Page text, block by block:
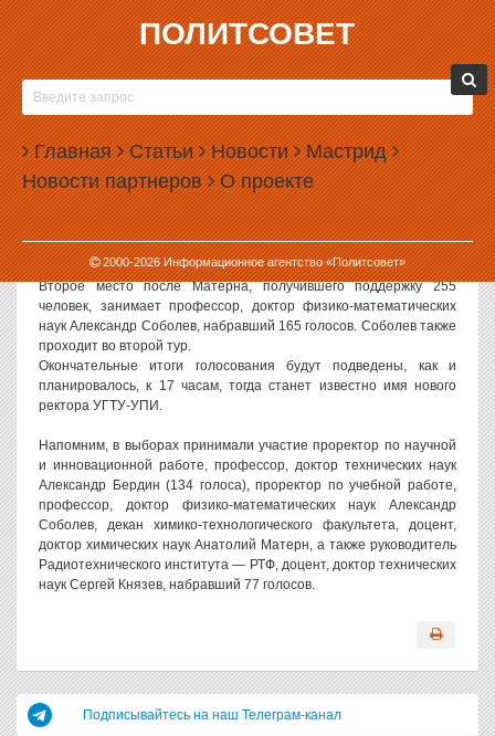
ПОЛИТСОВЕТ
Главная Статьи Новости Мастрид
Новости партнеров О проекте
2000-2026Информационное агентство «Политсовет»
19.12.2007, 14:19
НА ВЫБОРАХ РЕКТОРА УПИ ВПЕРЕД
ВЫРВАЛСЯ ДЕКАН ХИМФАКА АНАТОЛИЙ
МАТЕРН
Согласно предварительным итогам голосования трудового
коллектива по выборам ректора, по количеству набранных
голосов в первом туре победил декан химико-технологического
факультета Анатолий Матерн.
Второе место после Матерна, получившего поддержку 255
человек, занимает профессор, доктор физико-математических
наук Александр Соболев, набравший 165 голосов. Соболев также
проходит во второй тур.
Окончательные итоги голосования будут подведены, как и
планировалось, к 17 часам, тогда станет известно имя нового
ректора УГТУ-УПИ.
Напомним, в выборах принимали участие проректор по научной
и инновационной работе, профессор, доктор технических наук
Александр Бердин (134 голоса), проректор по учебной работе,
профессор, доктор физико-математических наук Александр
Соболев, декан химико-технологического факультета, доцент,
доктор химических наук Анатолий Матерн, а также руководитель
Радиотехнического института — РТФ, доцент, доктор технических
наук Сергей Князев, набравший 77 голосов.
Подписывайтесь на наш Телеграм-канал